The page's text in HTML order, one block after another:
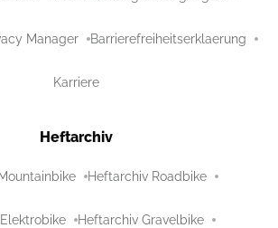
Manager Barrierefreiheitserklaerung
Karriere
Heftarchiv
Heftarchiv Roadbike
Heftarchiv Gravelbike